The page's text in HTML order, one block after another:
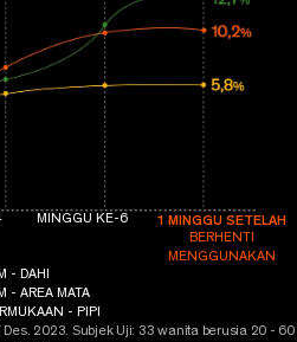
MINGGU KE-6 1 MINGGU SETELAH
BERHENTI
MENGGUNAKAN
- DAHI
- AREA MATA
- PIPI
Des. 2023. Subjek Uji: 33 wanita berusia 20 - 60